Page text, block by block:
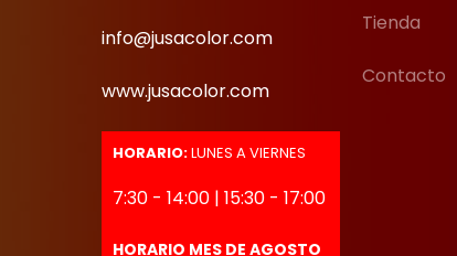
info@jusacolor.com
www.jusacolor.com
HORARIO:LUNES A VIERNES
7:30 - 14:00 | 15:30 - 17:00
HORARIO MES DE AGOSTO
Tienda
Contacto